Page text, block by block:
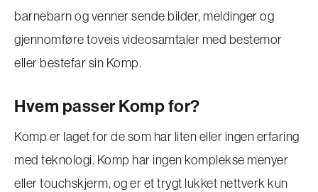
barnebarn og venner sende bilder, meldinger og
gjennomføre toveis videosamtaler med bestemor
eller bestefar sin Komp.
Hvem passer Komp for?
Komp er laget for de som har liten eller ingen erfaring
med teknologi. Komp har ingen komplekse menyer
eller touchskjerm, og er et trygt lukket nettverk kun